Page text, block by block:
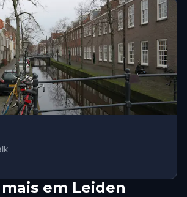
em Leiden